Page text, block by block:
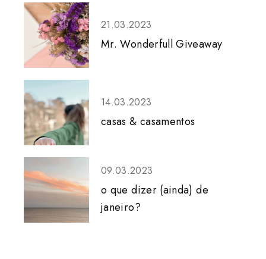
21.03.2023
Mr. Wonderfull Giveaway
14.03.2023
casas & casamentos
09.03.2023
o que dizer (ainda) de
janeiro?